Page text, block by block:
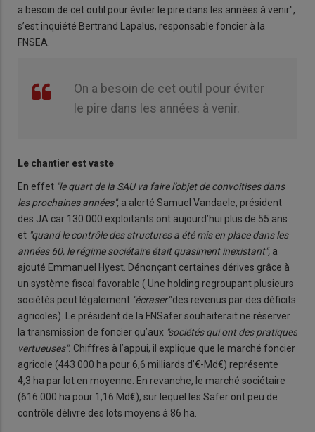
a besoin de cet outil pour éviter le pire dans les années à venir",
s’est inquiété Bertrand Lapalus, responsable foncier à la
FNSEA.
On a besoin de cet outil pour éviter
le pire dans les années à venir.
Le chantier est vaste
En effet "le quart de la SAU va faire l’objet de convoitises dans
les prochaines années", a alerté Samuel Vandaele, président
des JA car 130 000 exploitants ont aujourd’hui plus de 55 ans
et "quand le contrôle des structures a été mis en place dans les
années 60, le régime sociétaire était quasiment inexistant", a
ajouté Emmanuel Hyest. Dénonçant certaines dérives grâce à
un système fiscal favorable ( Une holding regroupant plusieurs
sociétés peut légalement "écraser"des revenus par des déficits
agricoles). Le président de la FNSafer souhaiterait ne réserver
la transmission de foncier qu’aux "sociétés qui ont des pratiques
vertueuses". Chiffres à l’appui, il explique que le marché foncier
agricole (443 000 ha pour 6,6 milliards d’€-Md€) représente
4,3 ha par lot en moyenne. En revanche, le marché sociétaire
(616 000 ha pour 1,16 Md€), sur lequel les Safer ont peu de
contrôle délivre des lots moyens à 86 ha.